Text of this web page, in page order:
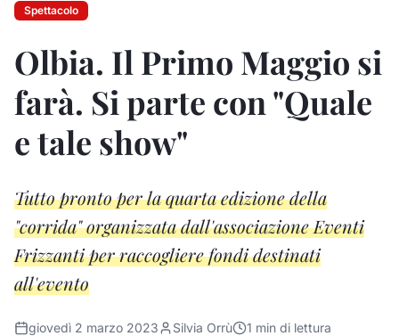
Spettacolo
Olbia. Il Primo Maggio si
farà. Si parte con "Quale
e tale show"
Tutto pronto per la quarta edizione della
"corrida" organizzata dall'associazione Eventi
Frizzanti per raccogliere fondi destinati
all'evento
giovedì 2 marzo 2023 Silvia Orrù 1 min di lettura